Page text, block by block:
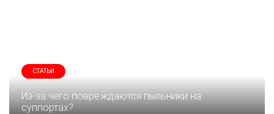
СТАТЬИ
Из-за чего повреждаются пыльники на
суппортах?